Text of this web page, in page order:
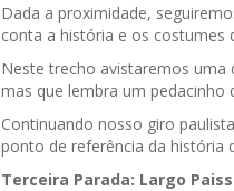
Dada a proximidade,
conta a história e os costumes
Neste trecho avistaremos uma
mas que lembra um pedacinho
Continuando nosso giro
ponto de referência da história
Terceira Parada: Largo